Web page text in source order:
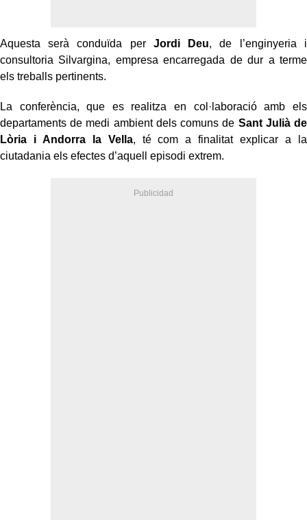
Aquesta serà conduïda per Jordi Deu, de l’enginyeria i
consultoria Silvargina, empresa encarregada de dur a terme
els treballs pertinents.
La conferència, que es realitza en col·laboració amb els
departaments de medi ambient dels comuns de Sant Julià de
Lòria i Andorra la Vella, té com a finalitat explicar a la
ciutadania els efectes d’aquell episodi extrem.